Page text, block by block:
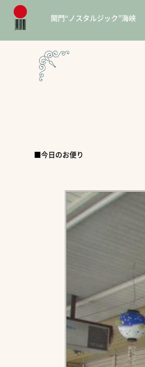
関門“ノスタルジック”海峡
日本遺産とは
構成文化財一覧
■今日のお便り